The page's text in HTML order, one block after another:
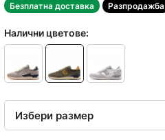
Безплатна доставка Разпродажба
Налични цветове: